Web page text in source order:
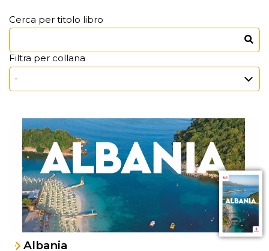
Cerca per titolo libro
Filtra per collana
Albania